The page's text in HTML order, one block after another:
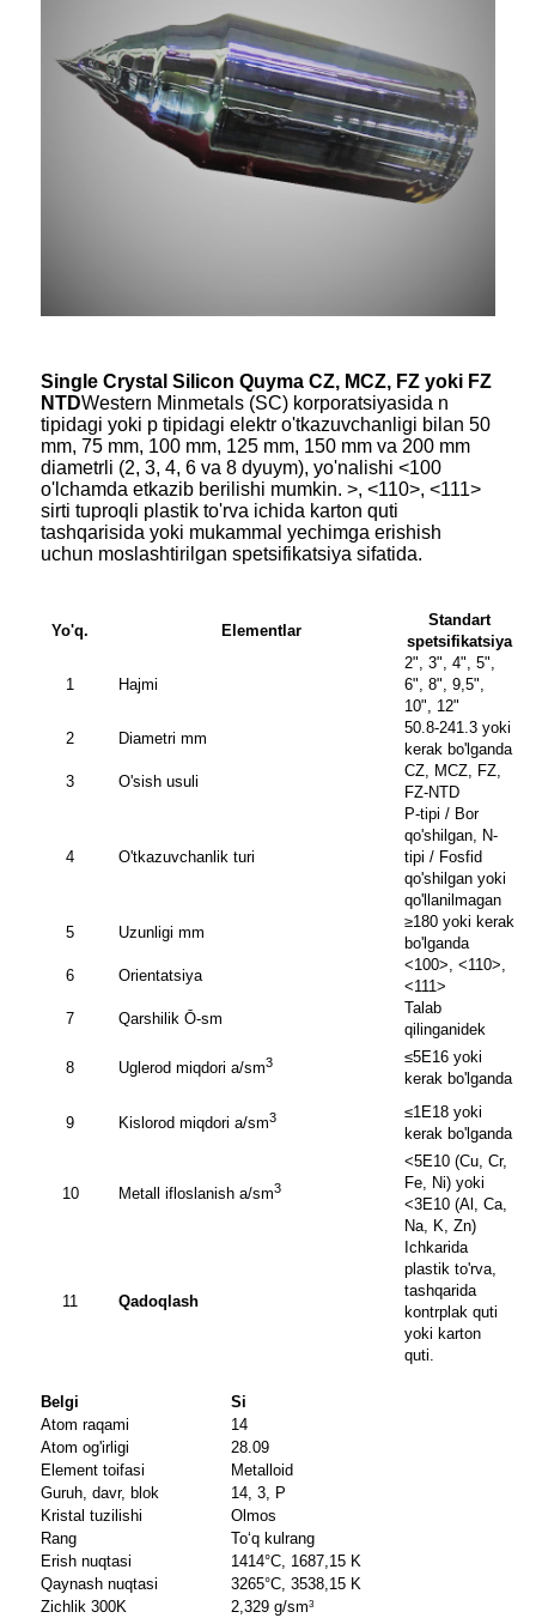
Single Crystal Silicon Quyma CZ, MCZ, FZ yoki FZ
NTDWestern Minmetals (SC) korporatsiyasida n
tipidagi yoki p tipidagi elektr o'tkazuvchanligi bilan 50
mm, 75 mm, 100 mm, 125 mm, 150 mm va 200 mm
diametrli (2, 3, 4, 6 va 8 dyuym), yo'nalishi <100
o'lchamda etkazib berilishi mumkin. >, <110>, <111>
sirti tuproqli plastik to'rva ichida karton quti
tashqarisida yoki mukammal yechimga erishish
uchun moslashtirilgan spetsifikatsiya sifatida.
Yo'q. Elementlar
Standart
spetsifikatsiya
1 Hajmi
2", 3", 4", 5",
6", 8", 9,5",
10", 12"
2
Diametri mm
50.8-241.3 yoki
kerak bo'lganda
3
O'sish usuli
CZ, MCZ, FZ,
FZ-NTD
4 O'tkazuvchanlik turi
P-tipi / Bor
qo'shilgan, N-
tipi / Fosfid
qo'shilgan yoki
qo'llanilmagan
5
Uzunligi mm
≥180 yoki kerak
bo'lganda
6
Orientatsiya
<100>, <110>,
<111>
7
Qarshilik Ō-sm
Talab
qilinganidek
8 Uglerod miqdori a/sm3
≤5E16 yoki
kerak bo'lganda
9 Kislorod miqdori a/sm3
≤1E18 yoki
kerak bo'lganda
10 Metall ifloslanish a/sm3
<5E10 (Cu, Cr,
Fe, Ni) yoki
<3E10 (Al, Ca,
Na, K, Zn)
11 Qadoqlash
Ichkarida
plastik to'rva,
tashqarida
kontrplak quti
yoki karton
quti.
Belgi
Si
Atom raqami
14
Atom og'irligi
28.09
Element toifasi
Metalloid
Guruh, davr, blok
14, 3, P
Kristal tuzilishi
Olmos
Rang
Toʻq kulrang
Erish nuqtasi
1414°C, 1687,15 K
Qaynash nuqtasi
3265°C, 3538,15 K
Zichlik 300K
2,329 g/sm3